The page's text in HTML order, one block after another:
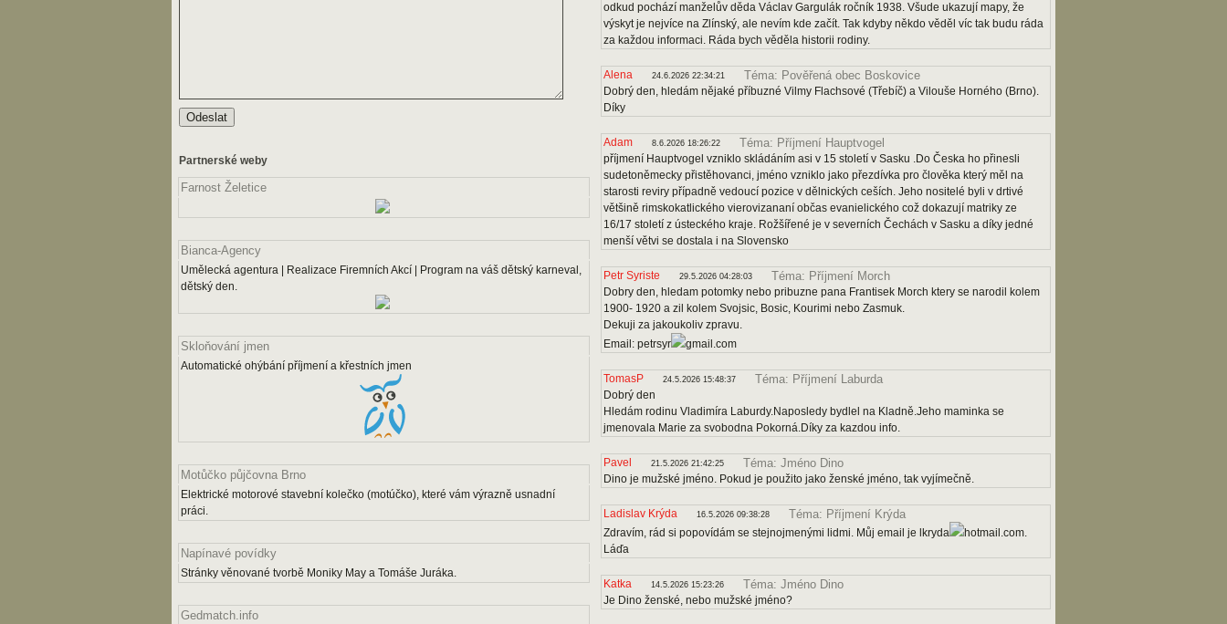
Partnerské weby
Farnost Želetice
Bianca-Agency
Umělecká agentura | Realizace Firemních Akcí | Program na váš dětský karneval,
dětský den.
Skloňování jmen
Automatické ohýbání příjmení a křestních jmen
Motůčko půjčovna Brno
Elektrické motorové stavební kolečko (motúčko), které vám výrazně usnadní
práci.
Napínavé povídky
Stránky věnované tvorbě Moniky May a Tomáše Juráka.
Gedmatch.info
odkud pochází manželův děda Václav Gargulák ročník 1938. Všude ukazují mapy, že
výskyt je nejvíce na Zlínský, ale nevím kde začít. Tak kdyby někdo věděl víc tak budu ráda
za každou informaci. Ráda bych věděla historii rodiny.
Alena 24.6.2026 22:34:21 Téma: Pověřená obec Boskovice
Dobrý den, hledám nějaké příbuzné Vilmy Flachsové (Třebíč) a Vilouše Horného (Brno).
Díky
Adam 8.6.2026 18:26:22 Téma: Příjmení Hauptvogel
příjmení Hauptvogel vzniklo skládáním asi v 15 století v Sasku .Do Česka ho přinesli
sudetoněmecky přistěhovanci, jméno vzniklo jako přezdívka pro člověka který měl na
starosti reviry případně vedoucí pozice v dělnických ceších. Jeho nositelé byli v drtivé
většině rimskokatlického vierovizananí občas evanielického což dokazují matriky ze
16/17 století z ústeckého kraje. Rožšířené je v severních Čechách v Sasku a díky jedné
menší větvi se dostala i na Slovensko
Petr Syriste 29.5.2026 04:28:03 Téma: Příjmení Morch
Dobry den, hledam potomky nebo pribuzne pana Frantisek Morch ktery se narodil kolem
1900- 1920 a zil kolem Svojsic, Bosic, Kourimi nebo Zasmuk.
Dekuji za jakoukoliv zpravu.
Email: petrsyr
gmail.com
TomasP 24.5.2026 15:48:37 Téma: Příjmení Laburda
Dobrý den
Hledám rodinu Vladimíra Laburdy.Naposledy bydlel na Kladně.Jeho maminka se
jmenovala Marie za svobodna Pokorná.Díky za kazdou info.
Pavel 21.5.2026 21:42:25 Téma: Jméno Dino
Dino je mužské jméno. Pokud je použito jako ženské jméno, tak vyjímečně.
Ladislav Krýda 16.5.2026 09:38:28 Téma: Příjmení Krýda
Zdravím, rád si popovídám se stejnojmenými lidmi. Můj email je lkryda
hotmail.com.
Láďa
Katka 14.5.2026 15:23:26 Téma: Jméno Dino
Je Dino ženské, nebo mužské jméno?